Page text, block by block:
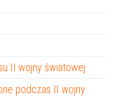
II wojny światowej
podczas II wojny